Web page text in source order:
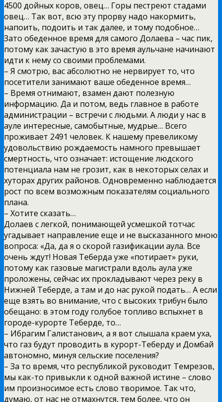
4500 дойных коров, овец… Горы пестреют стадами
овец… Так вот, всю эту прорву надо накормить,
напоить, подоить и так далее, и тому подобное…
Зато обеденное время для самого Долаева – час пик,
потому как зачастую в это время аульчане начинают
идти к нему со своими проблемами.
– Я смотрю, вас абсолютно не нервирует то, что
посетители занимают ваше обеденное время…
– Время отнимают, взамен дают полезную
информацию. Да и потом, ведь главное в работе
администрации – встречи с людьми. А люди у нас в
ауле интересные, самобытные, мудрые… Всего
проживает 2491 человек. К нашему превеликому
удовольствию рождаемость намного превышает
смертность, что означает: истощение людского
потенциала нам не грозит, как в некоторых селах и
хуторах других районов. Одновременно наблюдается
рост по всем возможным показателям социального
плана.
– Хотите сказать…
Долаев с легкой, понимающей усмешкой тотчас
угадывает направление еще и не высказанного мною
вопроса: «Да, да я о скорой газификации аула. Все
очень ждут! Новая Теберда уже «потирает» руки,
потому как газовые магистрали вдоль аула уже
проложены, сейчас их прокладывают через реку в
Нижней Теберде, а там и до нас рукой подать… А если
еще взять во внимание, что с высоких трибун было
обещано: в этом году голубое топливо вспыхнет в
городе-курорте Теберде, то…
– Ибрагим Галистанович, а я вот слышала краем уха,
что газ будут проводить в курорт-Теберду и Домбай
автономно, минуя сельские поселения?
– За то время, что республикой руководит Темрезов,
мы как-то привыкли к одной важной истине – слово
им произносимое есть слово творимое. Так что,
думаю, от нас не отмахнутся, тем более, что он